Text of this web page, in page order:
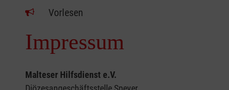
Vorlesen
Impressum
Malteser Hilfsdienst e.V.